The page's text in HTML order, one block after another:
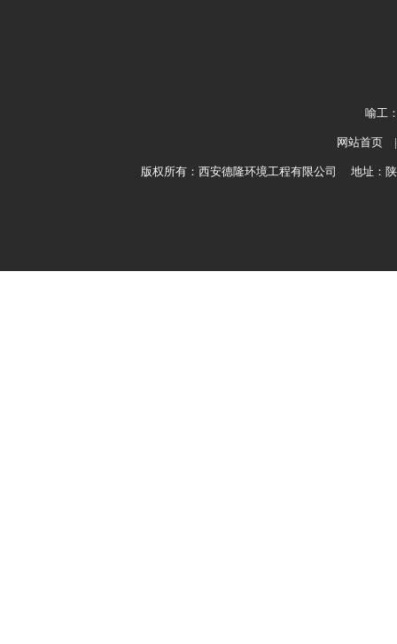
喻工
网站首页
版权所有：西安德隆环境工程有限公司 地址：